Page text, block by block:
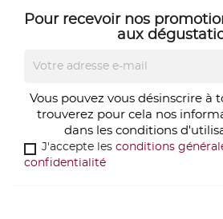
Pour recevoir nos
aux
Vous pouvez vous désinscrire à
trouverez pour cela nos
dans les conditions
J'accepte les conditions
confidentialité